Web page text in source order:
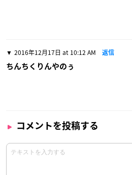
2016年12月17日 at 10:12 AM 返信
ちんちくりんやのぅ
コメントを投稿する